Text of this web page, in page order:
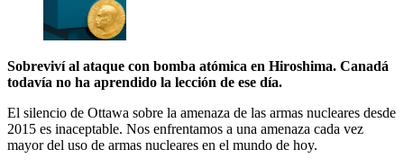
Sobreviví al ataque con bomba atómica en Hiroshima. Canadá
todavía no ha aprendido la lección de ese día.
El silencio de Ottawa sobre la amenaza de las armas nucleares desde
2015 es inaceptable. Nos enfrentamos a una amenaza cada vez
mayor del uso de armas nucleares en el mundo de hoy.